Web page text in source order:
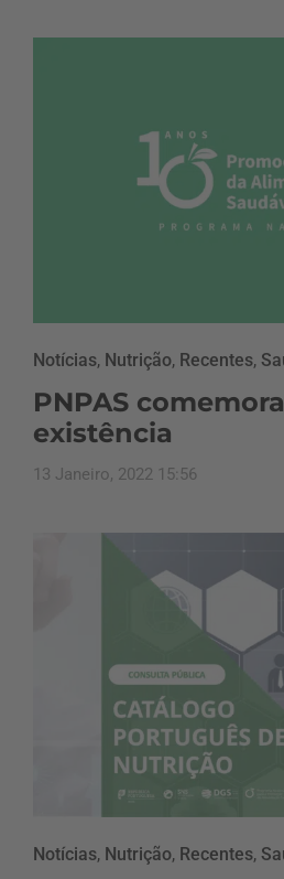
Notícias, Nutrição, Recentes,
PNPAS
existência
13 Janeiro, 2022 15:56
Notícias, Nutrição, Recentes,